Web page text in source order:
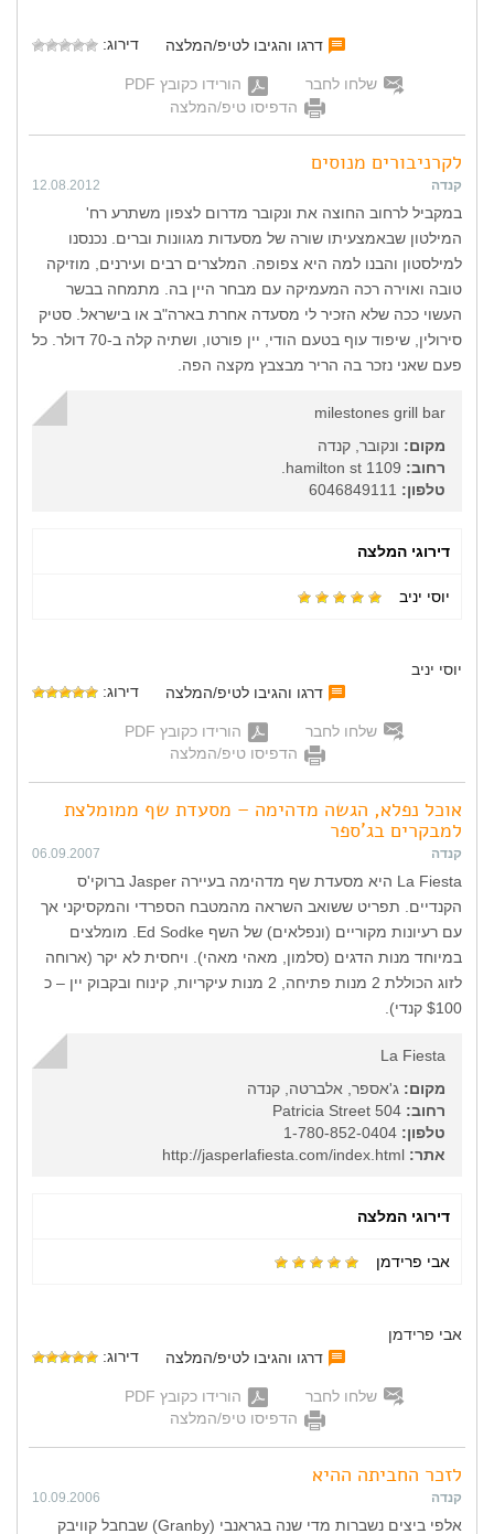
דרגו והגיבו לטיפ/המלצה דירוג:
שלחו לחבר
הורידו כקובץ PDF
הדפיסו טיפ/המלצה
לקרניבורים מנוסים
קנדה 12.08.2012
במקביל לרחוב החוצה את ונקובר מדרום לצפון משתרע רח'
המילטון שבאמצעיתו שורה של מסעדות מגוונות וברים. נכנסנו
למילסטון והבנו למה היא צפופה. המלצרים רבים ועירנים, מוזיקה
טובה ואוירה רכה המעמיקה עם מבחר היין בה. מתמחה בבשר
העשוי ככה שלא הזכיר לי מסעדה אחרת בארה"ב או בישראל. סטיק
סירולין, שיפוד עוף בטעם הודי, יין פורטו, ושתיה קלה ב-70 דולר. כל
פעם שאני נזכר בה הריר מבצבץ מקצה הפה.
milestones grill bar
מקום: ונקובר, קנדה
רחוב:
טלפון:
דירוגי המלצה
יוסי יניב
יוסי יניב
דרגו והגיבו לטיפ/המלצה
דירוג:
שלחו לחבר
הורידו כקובץ PDF
הדפיסו טיפ/המלצה
אוכל נפלא, הגשה מדהימה – מסעדת שף ממומלצת
למבקרים בג'ספר
קנדה 06.09.2007
La Fiesta היא מסעדת שף מדהימה בעיירה Jasper ברוקי'ס
הקנדיים. תפריט ששואב השראה מהמטבח הספרדי והמקסיקני אך
עם רעיונות מקוריים (ונפלאים) של השף Ed Sodke. מומלצים
במיוחד מנות הדגים (סלמון, מאהי מאהי). ויחסית לא יקר (ארוחה
לזוג הכוללת 2 מנות פתיחה, 2 מנות עיקריות, קינוח ובקבוק יין – כ
$100 קנדי).
La Fiesta
מקום: ג'אספר, אלברטה, קנדה
רחוב:
טלפון:
אתר:
דירוגי המלצה
אבי פרידמן
אבי פרידמן
דרגו והגיבו לטיפ/המלצה
דירוג:
שלחו לחבר
הורידו כקובץ PDF
הדפיסו טיפ/המלצה
לזכר החביתה ההיא
קנדה 10.09.2006
אלפי ביצים נשברות מדי שנה בגראנבי (Granby) שבחבל קוויבק